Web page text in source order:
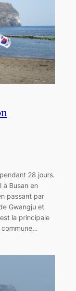
28 jours.
à Busan en
passant par
Gwangju et
la principale
commune…